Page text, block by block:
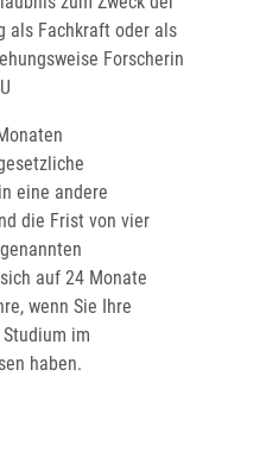
als Fachkraft oder als
Forscherin
eine andere
die Frist von vier
auf 24 Monate
wenn Sie Ihre
im
haben.